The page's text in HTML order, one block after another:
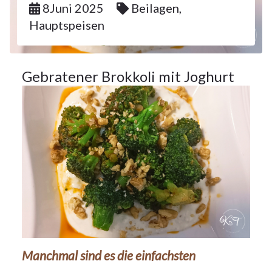
8Juni 2025 Beilagen,
Hauptspeisen
Gebratener Brokkoli mit Joghurt
Manchmal sind es die einfachsten